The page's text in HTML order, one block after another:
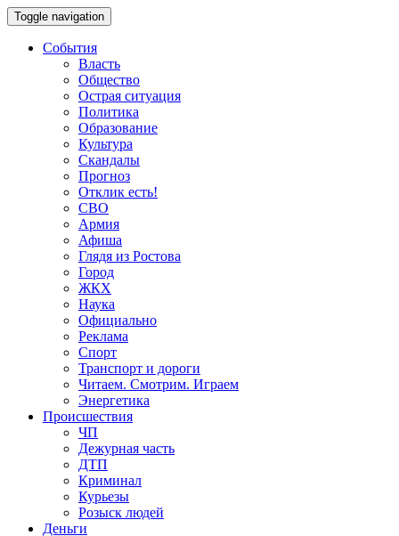
Toggle navigation
События
Власть
Общество
Острая ситуация
Политика
Образование
Культура
Скандалы
Прогноз
Отклик есть!
СВО
Армия
Афиша
Глядя из Ростова
Город
ЖКХ
Наука
Официально
Реклама
Спорт
Транспорт и дороги
Читаем. Смотрим. Играем
Энергетика
Происшествия
ЧП
Дежурная часть
ДТП
Криминал
Курьезы
Розыск людей
Деньги